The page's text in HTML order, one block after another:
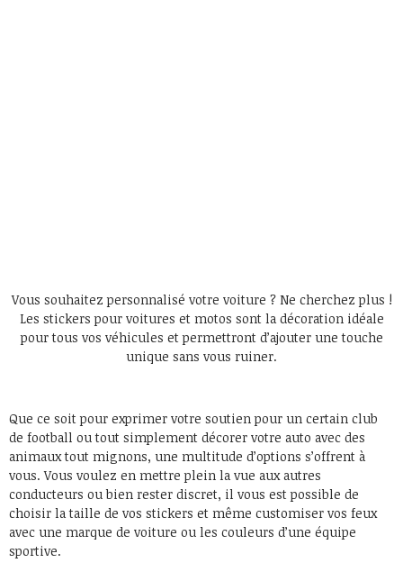
Vous souhaitez personnalisé votre voiture ? Ne cherchez plus !
Les stickers pour voitures et motos sont la décoration idéale
pour tous vos véhicules et permettront d’ajouter une touche
unique sans vous ruiner.
Que ce soit pour exprimer votre soutien pour un certain club
de football ou tout simplement décorer votre auto avec des
animaux tout mignons, une multitude d’options s’offrent à
vous. Vous voulez en mettre plein la vue aux autres
conducteurs ou bien rester discret, il vous est possible de
choisir la taille de vos stickers et même customiser vos feux
avec une marque de voiture ou les couleurs d’une équipe
sportive.